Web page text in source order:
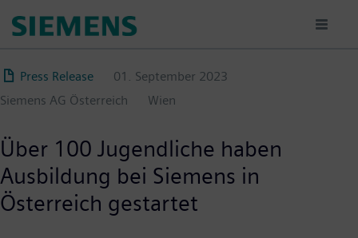
zum
Press Release
01. September 2023
Siemens AG Österreich
Wien
Über 100 Jugendliche haben
Ausbildung bei Siemens in
Österreich gestartet